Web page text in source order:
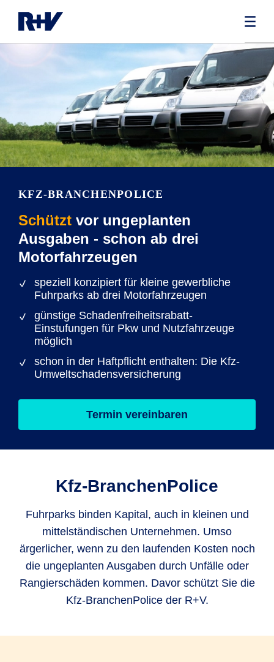
KFZ-BRANCHEN­POLICE
Schützt vor ungeplanten
Ausgaben - schon ab drei
Motorfahrzeugen
speziell konzipiert für kleine gewerbliche
Fuhrparks ab drei Motorfahrzeugen
günstige Schadenfreiheitsrabatt-
Einstufungen für Pkw und Nutzfahrzeuge
möglich
schon in der Haftpflicht enthalten: Die Kfz-
Umweltschadensversicherung
Termin vereinbaren
Kfz-Branchen­Police
Fuhrparks binden Kapital, auch in kleinen und
mittelständischen Unternehmen. Umso
ärgerlicher, wenn zu den laufenden Kosten noch
die ungeplanten Ausgaben durch Unfälle oder
Rangierschäden kommen. Davor schützt Sie die
Kfz-BranchenPolice der R+V.